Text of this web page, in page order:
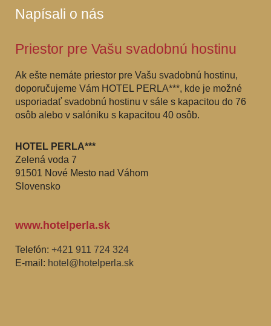
Napísali o nás
Priestor pre Vašu svadobnú hostinu
Ak ešte nemáte priestor pre Vašu svadobnú hostinu,
doporučujeme Vám HOTEL PERLA***, kde je možné
usporiadať svadobnú hostinu v sále s kapacitou do 76
osôb alebo v salóniku s kapacitou 40 osôb.
HOTEL PERLA***
Zelená voda 7
91501 Nové Mesto nad Váhom
Slovensko
www.hotelperla.sk
Telefón: +421 911 724 324
E-mail: hotel@hotelperla.sk